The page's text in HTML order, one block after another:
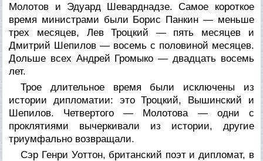
Молотов и Эдуард Шеварднадзе. Самое короткое
время министрами были Борис Панкин — меньше
трех месяцев, Лев Троцкий — пять месяцев и
Дмитрий Шепилов — восемь с половиной месяцев.
Дольше всех Андрей Громыко — двадцать восемь
лет.
Трое длительное время были исключены из
истории дипломатии: это Троцкий, Вышинский и
Шепилов. Четвертого — Молотова — одни с
проклятиями вычеркивали из истории, другие
триумфально возвращали.
Сэр Генри Уоттон, британский поэт и дипломат, в